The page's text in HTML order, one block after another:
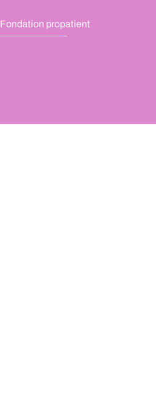
Fondation propatient